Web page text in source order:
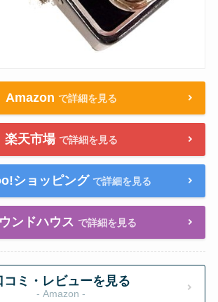
Amazon で詳細を見る
楽天市場 で詳細を見る
ショッピング で詳細を見る
ンドハウス で詳細を見る
コミ・レビューを見る
- Amazon -